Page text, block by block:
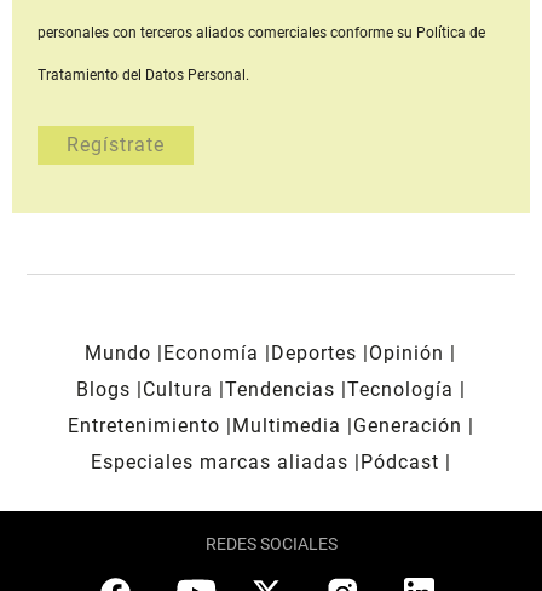
personales con terceros aliados comerciales conforme su Política de
Tratamiento del Datos Personal.
Mundo Economía Deportes
Opinión
Blogs
Cultura Tendencias Tecnología
Entretenimiento
Multimedia
Generación
Especiales marcas aliadas
Pódcast
REDES SOCIALES